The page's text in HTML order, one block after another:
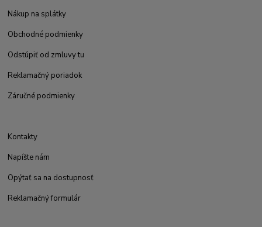
Nákup na splátky
Obchodné podmienky
Odstúpiť od zmluvy tu
Reklamačný poriadok
Záručné podmienky
Kontakty
Napíšte nám
Opýtať sa na dostupnosť
Reklamačný formulár